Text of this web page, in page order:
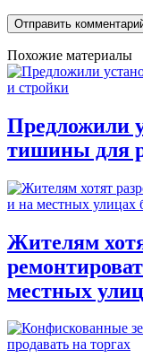
Похожие материалы
Предложили
тишины для
Жителям
местных